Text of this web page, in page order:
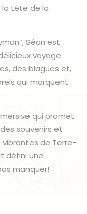
la tête de la
Séan est
voyage
des blagues et,
qui marquent
qui promet
souvenirs et
vibrantes de Terre-
défini une
manquer!